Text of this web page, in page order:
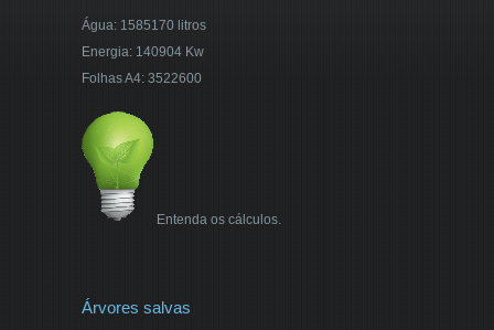
Água: 1585170 litros
Energia: 140904 Kw
Folhas A4: 3522600
Entenda os cálculos.
Árvores salvas